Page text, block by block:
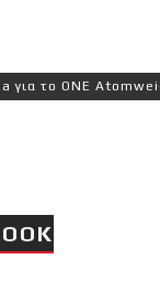
ONE Atomweight